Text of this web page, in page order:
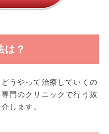
は？
うやって治療していくの
門のクリニックで行う抜
します。